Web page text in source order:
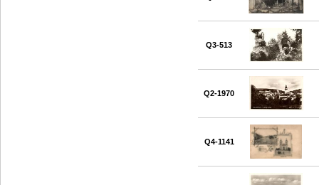
Q3-513
Q2-1970
Q4-1141